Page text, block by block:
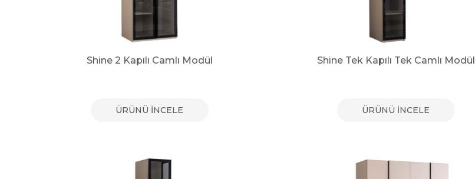
Shine 2 Kapılı Camlı Modül
ÜRÜNÜ İNCELE
Shine Tek Kapılı Tek Camlı Modül
ÜRÜNÜ İNCELE